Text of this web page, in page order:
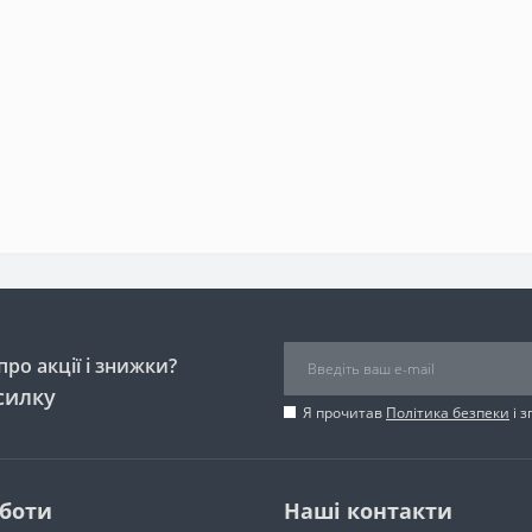
акції і знижки?
Я прочитав Політика безпеки і
Наші контакти